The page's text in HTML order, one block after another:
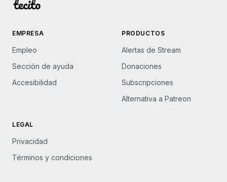
EMPRESA
Empleo
Sección de ayuda
Accesibilidad
PRODUCTOS
Alertas de Stream
Donaciones
Subscripciones
Alternativa a Patreon
LEGAL
Privacidad
Términos y condiciones